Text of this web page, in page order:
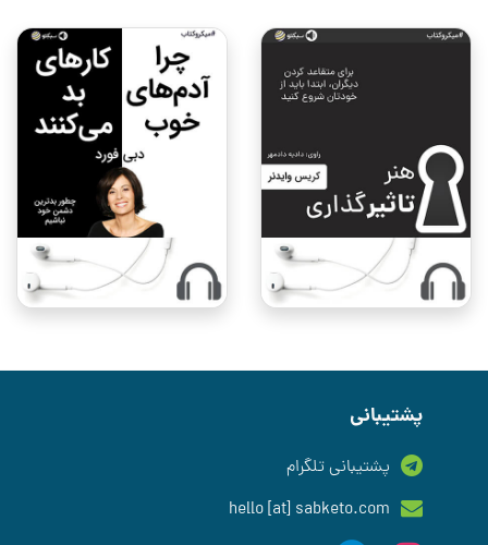
پشتیبانی
پشتیبانی تلگرام
hello [at] sabketo.com